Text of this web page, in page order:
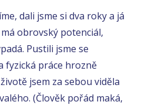
dali jsme si dva roky a já
obrovský potenciál,
Pustili jsme se
fyzická práce hrozně
jsem za sebou viděla
(Člověk pořád maká,